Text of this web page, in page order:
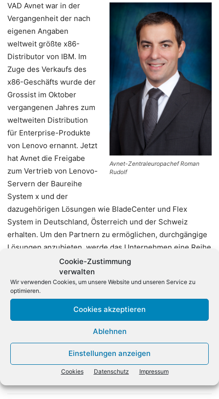
Cookie-Zustimmung
verwalten
Wir verwenden Cookies, um unsere Website und unseren Service zu
optimieren.
Cookies akzeptieren
Ablehnen
Einstellungen anzeigen
Cookies Datenschutz Impressum
Avnet-Zentraleuropachef Roman
Rudolf
VAD Avnet war in der
Vergangenheit der nach
eigenen Angaben
weltweit größte x86-
Distributor von IBM. Im
Zuge des Verkaufs des
x86-Geschäfts wurde der
Grossist im Oktober
vergangenen Jahres zum
weltweiten Distribution
für Enterprise-Produkte
von Lenovo ernannt. Jetzt
hat Avnet die Freigabe
zum Vertrieb von Lenovo-
Servern der Baureihe
System x und der
dazugehörigen Lösungen wie BladeCenter und Flex
System in Deutschland, Österreich und der Schweiz
erhalten. Um den Partnern zu ermöglichen, durchgängige
Lösungen anzubieten, werde das Unternehmen eine Reihe
herkömmlicher Serviceangebote weiterführen. Dazu
zählten beispielsweise Logistik, Vertrieb, Marketing,
Finanzierungs- und technische Dienste.
Zentraleuropachef Roman Rudolf betonte, dass durch den
fortgesetzten Dialog mit den Partnern Reibungsverluste
reduziert worden seien. Rudolf sieht auch neue Chancen
der Zusammenarbeit, besonders im Bereich Converged
Infrastructure. „Unsere System x-Teams bleiben
unverändert bestehen“, ergänzt Rudolf.